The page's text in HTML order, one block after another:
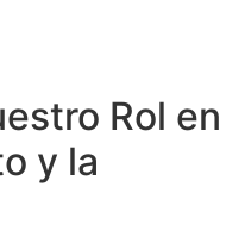
Rol en
y la